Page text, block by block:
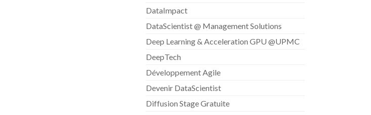
DataImpact
DataScientist @ Management Solutions
Deep Learning & Acceleration GPU @UPMC
DeepTech
Développement Agile
Devenir DataScientist
Diffusion Stage Gratuite